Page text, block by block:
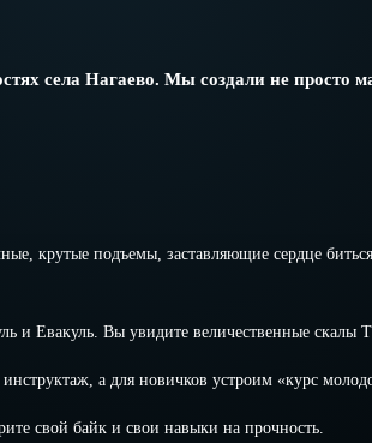
села Нагаево. Мы создали не просто
крутые подъемы, заставляющие сердце
Евакуль. Вы увидите величественные скалы
а для новичков устроим «курс
свой байк и свои навыки на прочность.